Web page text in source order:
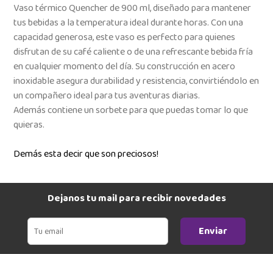
Vaso térmico Quencher de 900 ml, diseñado para mantener
tus bebidas a la temperatura ideal durante horas. Con una
capacidad generosa, este vaso es perfecto para quienes
disfrutan de su café caliente o de una refrescante bebida fría
en cualquier momento del día. Su construcción en acero
inoxidable asegura durabilidad y resistencia, convirtiéndolo en
un compañero ideal para tus aventuras diarias.
Además contiene un sorbete para que puedas tomar lo que
quieras.
Demás esta decir que son preciosos!
Dejanos tu mail para recibir novedades
Enviar